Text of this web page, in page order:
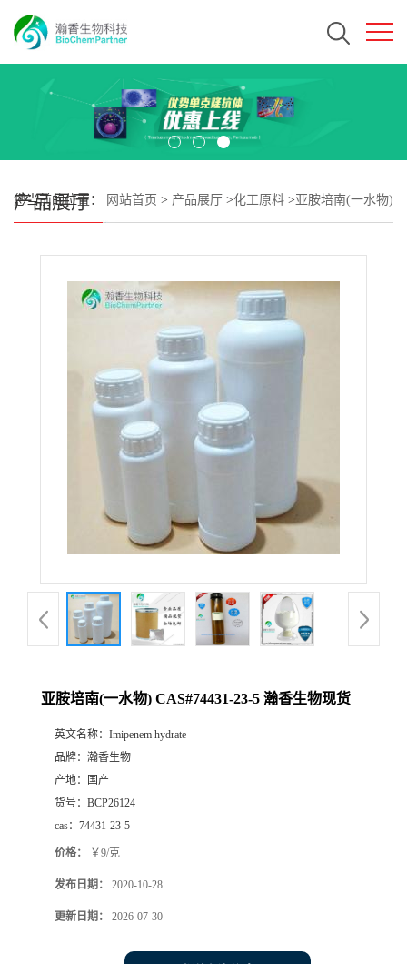
产品展厅
您当前的位置： 网站首页 > 产品展厅 >化工原料 >亚胺培南(一水物)
亚胺培南(一水物) CAS#74431-23-5 瀚香生物现货
英文名称： Imipenem hydrate
品牌： 瀚香生物
产地：
国产
货号： BCP26124
cas： 74431-23-5
价格： ￥9/克
发布日期： 2020-10-28
更新日期： 2026-07-30